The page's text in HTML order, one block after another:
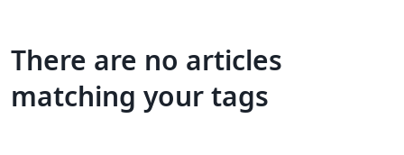
There are no articles
matching your tags